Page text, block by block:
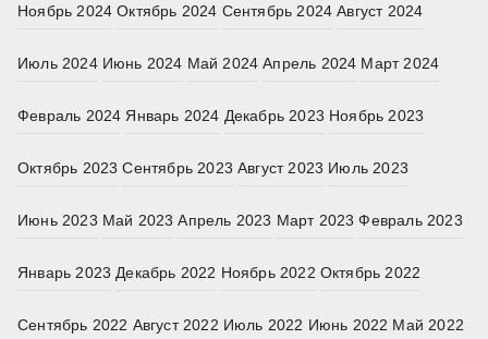
Ноябрь 2024 Октябрь 2024 Сентябрь 2024 Август 2024
Июль 2024 Июнь 2024 Май 2024 Апрель 2024 Март 2024
Февраль 2024 Январь 2024 Декабрь 2023 Ноябрь 2023
Октябрь 2023 Сентябрь 2023 Август 2023 Июль 2023
Июнь 2023 Май 2023 Апрель 2023 Март 2023 Февраль 2023
Январь 2023 Декабрь 2022 Ноябрь 2022 Октябрь 2022
Сентябрь 2022 Август 2022 Июль 2022 Июнь 2022 Май 2022